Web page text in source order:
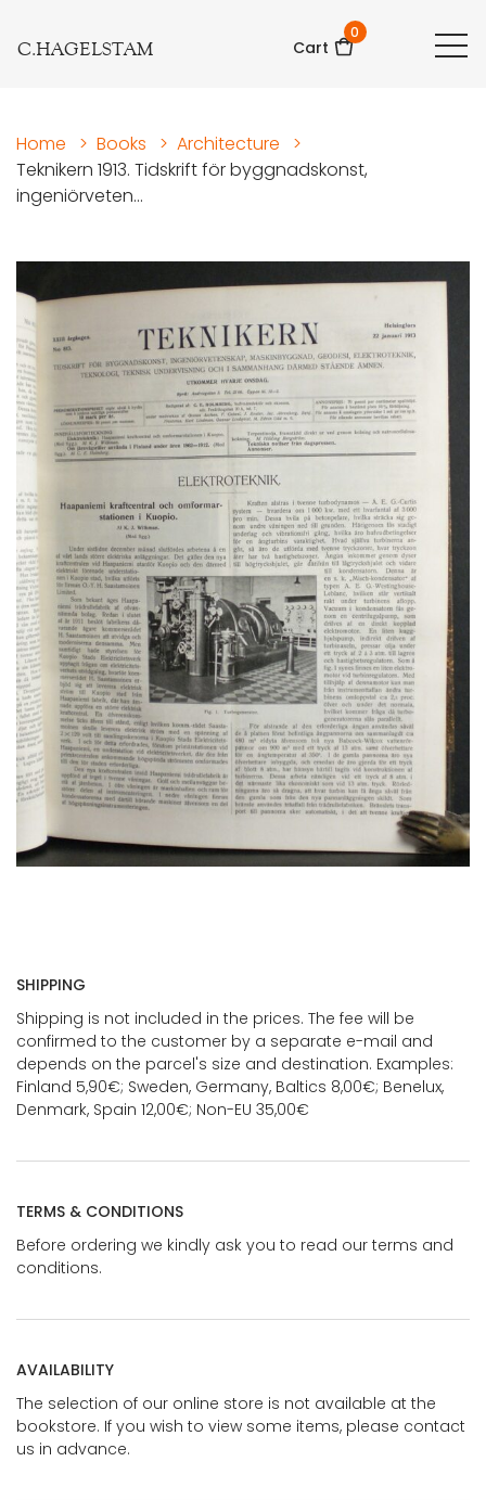
C.HAGELSTAM Cart
0
Home > Books > Architecture
>
Teknikern 1913. Tidskrift för byggnadskonst,
ingeniörveten...
SHIPPING
Shipping is not included in the prices. The fee will be
confirmed to the customer by a separate e-mail and
depends on the parcel's size and destination. Examples:
Finland 5,90€; Sweden, Germany, Baltics 8,00€; Benelux,
Denmark, Spain 12,00€; Non-EU 35,00€
TERMS & CONDITIONS
Before ordering we kindly ask you to read our terms and
conditions.
AVAILABILITY
The selection of our online store is not available at the
bookstore. If you wish to view some items, please contact
us in advance.